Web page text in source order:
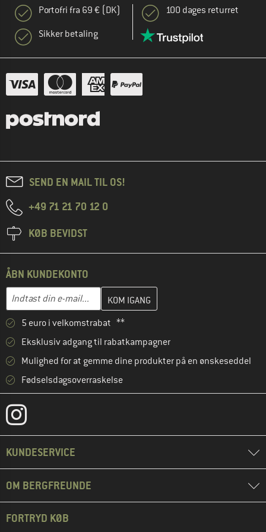
Portofri fra 69 € (DK)
Sikker betaling
100 dages returret
SEND EN MAIL TIL OS!
+49 71 21 70 12 0
KØB BEVIDST
ÅBN KUNDEKONTO
E-mail-adresse
Indtast din e-mailadresse her, og opret i næste trin din
5 euro i velkomstrabat **
Eksklusiv adgang til rabatkampagner
Mulighed for at gemme dine produkter på en ønskeseddel
Fødselsdagsoverraskelse
KUNDESERVICE
OM BERGFREUNDE
FORTRYD KØB